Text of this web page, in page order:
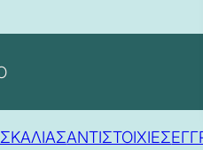
ΑΝΤΙΣΤΟΙΧΙΕΣ